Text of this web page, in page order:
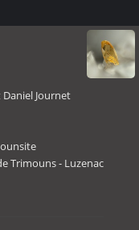
Journet
Trimouns - Luzenac